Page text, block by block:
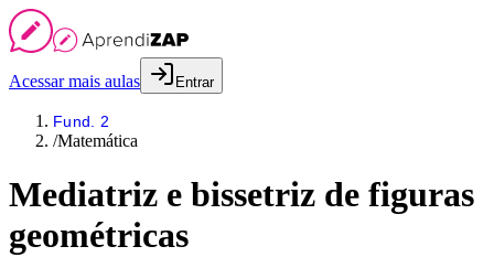
Acessar mais aulas Entrar
Fund. 2
/Matemática
Mediatriz e bissetriz de figuras
geométricas